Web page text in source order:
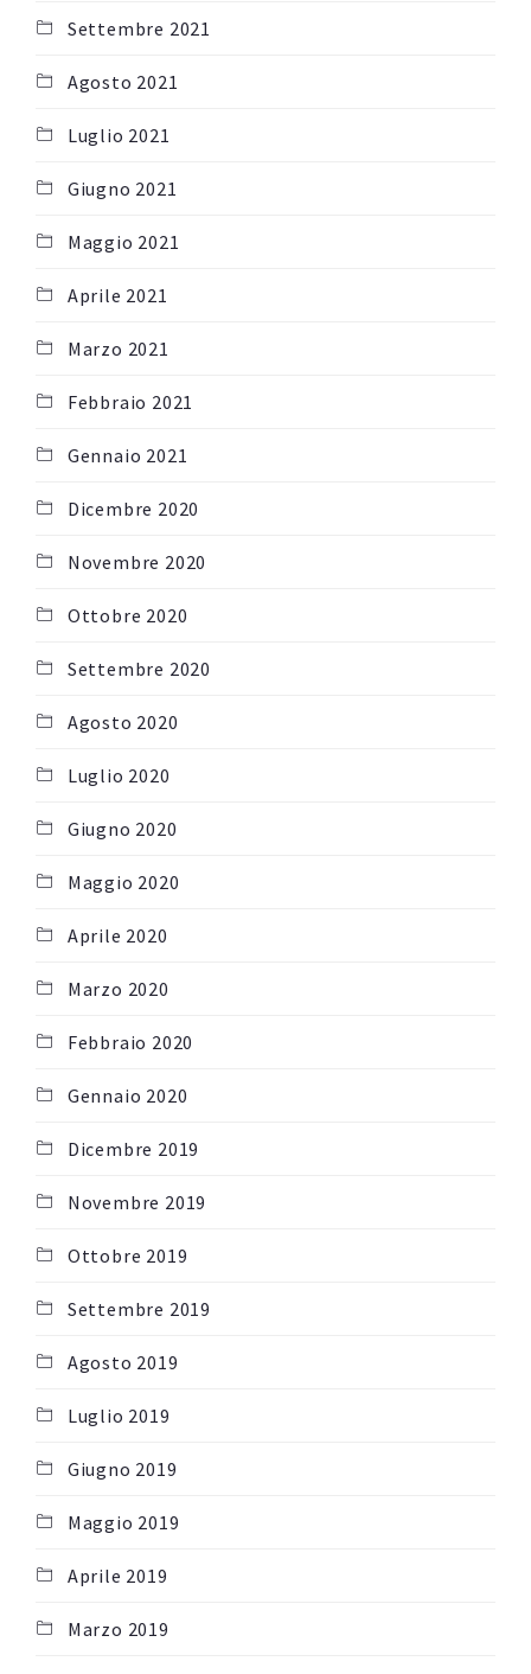
Settembre 2021
Agosto 2021
Luglio 2021
Giugno 2021
Maggio 2021
Aprile 2021
Marzo 2021
Febbraio 2021
Gennaio 2021
Dicembre 2020
Novembre 2020
Ottobre 2020
Settembre 2020
Agosto 2020
Luglio 2020
Giugno 2020
Maggio 2020
Aprile 2020
Marzo 2020
Febbraio 2020
Gennaio 2020
Dicembre 2019
Novembre 2019
Ottobre 2019
Settembre 2019
Agosto 2019
Luglio 2019
Giugno 2019
Maggio 2019
Aprile 2019
Marzo 2019